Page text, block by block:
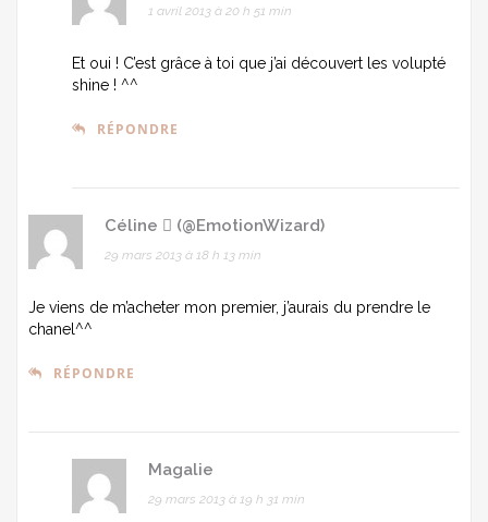
1 avril 2013 à 20 h 51 min
Et oui ! C’est grâce à toi que j’ai découvert les volupté
shine ! ^^
RÉPONDRE
Céline  (@EmotionWizard)
29 mars 2013 à 18 h 13 min
Je viens de m’acheter mon premier, j’aurais du prendre le
chanel^^
RÉPONDRE
Magalie
29 mars 2013 à 19 h 31 min